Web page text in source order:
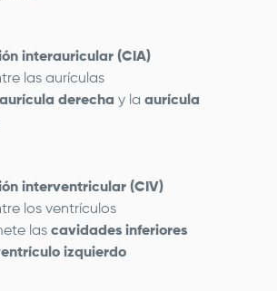
interauricular (CIA)
las aurículas
aurícula derecha y la aurícula
interventricular (CIV)
los ventrículos
las cavidades inferiores
izquierdo